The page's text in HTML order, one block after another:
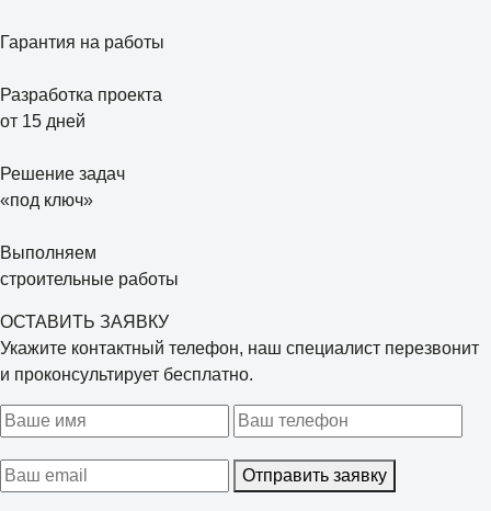
Гарантия на работы
Разработка проекта
от 15 дней
Решение задач
«под ключ»
Выполняем
строительные работы
ОСТАВИТЬ ЗАЯВКУ
Укажите контактный телефон, наш специалист перезвонит
и проконсультирует бесплатно.
Отправить заявку